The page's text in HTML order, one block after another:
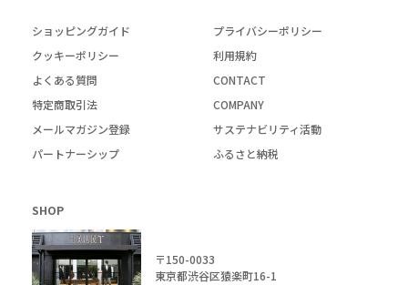
ショッピングガイド
プライバシーポリシー
クッキーポリシー
利用規約
よくある質問
CONTACT
特定商取引法
COMPANY
メールマガジン登録
サステナビリティ活動
パートナーシップ
ふるさと納税
SHOP
〒150-0033
東京都渋谷区猿楽町16-1